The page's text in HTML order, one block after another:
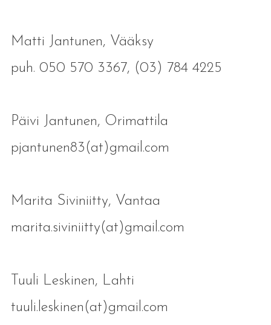
Matti Jantunen, Vääksy
puh. 050 570 3367, (03) 784 4225
Päivi Jantunen, Orimattila
pjantunen83(at)gmail.com
Marita Siviniitty, Vantaa
marita.siviniitty(at)gmail.com
Tuuli Leskinen, Lahti
tuuli.leskinen(at)gmail.com